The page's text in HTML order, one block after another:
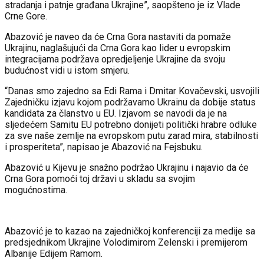
stradanja i patnje građana Ukrajine”, saopšteno je iz Vlade
Crne Gore.
Abazović je naveo da će Crna Gora nastaviti da pomaže
Ukrajinu, naglašujući da Crna Gora kao lider u evropskim
integracijama podržava opredjeljenje Ukrajine da svoju
budućnost vidi u istom smjeru.
“Danas smo zajedno sa Edi Rama i Dmitar Kovačevski, usvojili
Zajedničku izjavu kojom podržavamo Ukrainu da dobije status
kandidata za članstvo u EU. Izjavom se navodi da je na
sljedećem Samitu EU potrebno donijeti politički hrabre odluke
za sve naše zemlje na evropskom putu zarad mira, stabilnosti
i prosperiteta”, napisao je Abazović na Fejsbuku.
Abazović u Kijevu je snažno podržao Ukrajinu i najavio da će
Crna Gora pomoći toj državi u skladu sa svojim
mogućnostima.
Abazović je to kazao na zajedničkoj konferenciji za medije sa
predsjednikom Ukrajine Volodimirom Zelenski i premijerom
Albanije Edijem Ramom.